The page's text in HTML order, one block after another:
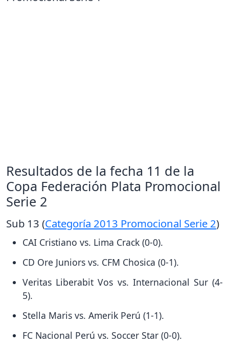
Resultados de la fecha 11 de la
Copa Federación Plata Promocional
Serie 2
Sub 13 (Categoría 2013 Promocional Serie 2)
CAI Cristiano vs. Lima Crack (0-0).
CD Ore Juniors vs. CFM Chosica (0-1).
Veritas Liberabit Vos vs. Internacional Sur (4-
5).
Stella Maris vs. Amerik Perú (1-1).
FC Nacional Perú vs. Soccer Star (0-0).